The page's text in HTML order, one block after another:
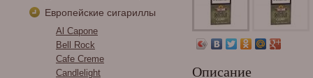
Европейские сигариллы
Al Capone
Bell Rock
Cafe Creme
Candlelight
Описание